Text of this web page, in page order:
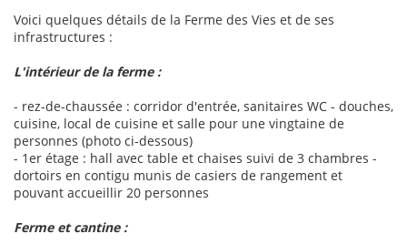
Voici quelques détails de la Ferme des Vies et de ses
infrastructures :
L'intérieur de la ferme :
- rez-de-chaussée : corridor d'entrée, sanitaires WC - douches,
cuisine, local de cuisine et salle pour une vingtaine de
personnes (photo ci-dessous)
- 1er étage : hall avec table et chaises suivi de 3 chambres -
dortoirs en contigu munis de casiers de rangement et
pouvant accueillir 20 personnes
Ferme et cantine :